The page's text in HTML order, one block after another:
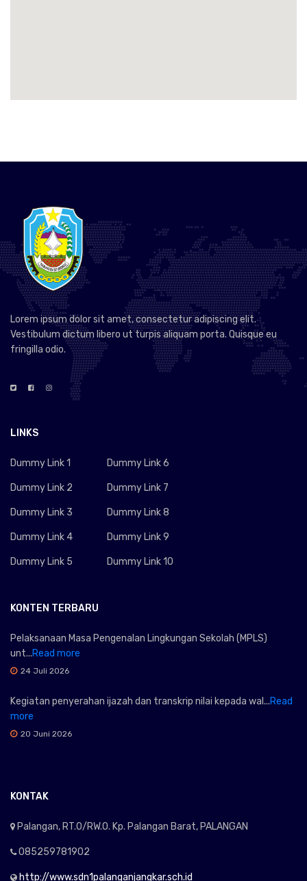
Lorem ipsum dolor sit amet, consectetur adipiscing elit.
Vestibulum dictum libero ut turpis aliquam porta. Quisque eu
fringilla odio.
LINKS
Dummy Link 1
Dummy Link 2
Dummy Link 3
Dummy Link 4
Dummy Link 5
Dummy Link 6
Dummy Link 7
Dummy Link 8
Dummy Link 9
Dummy Link 10
KONTEN TERBARU
Pelaksanaan Masa Pengenalan Lingkungan Sekolah (MPLS)
unt...Read more
24 Juli 2026
Kegiatan penyerahan ijazah dan transkrip nilai kepada wal...Read
more
20 Juni 2026
KONTAK
Palangan, RT.0/RW.0. Kp. Palangan Barat, PALANGAN
085259781902
http://www.sdn1palanganjangkar.sch.id